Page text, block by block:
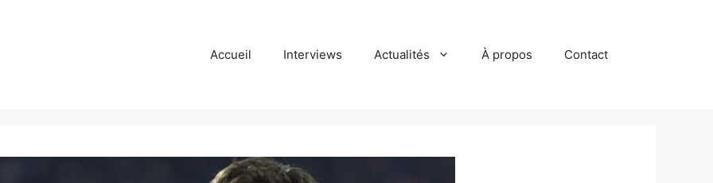
Accueil Interviews Actualités À propos Contact